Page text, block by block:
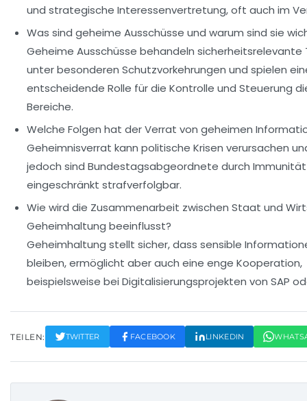
und strategische Interessenvertretung, oft auch im
Was sind geheime Ausschüsse und warum sind sie
Geheime Ausschüsse behandeln sicherheitsrelevante
unter besonderen Schutzvorkehrungen und spielen
entscheidende Rolle für die Kontrolle und Steuerung
Bereiche.
Welche Folgen hat der Verrat von geheimen
Geheimnisverrat kann politische Krisen verursachen
jedoch sind Bundestagsabgeordnete durch
eingeschränkt strafverfolgbar.
Wie wird die Zusammenarbeit zwischen Staat und
Geheimhaltung beeinflusst?
Geheimhaltung stellt sicher, dass sensible
bleiben, ermöglicht aber auch eine enge Kooperation,
beispielsweise bei Digitalisierungsprojekten von SAP
TEILEN: TWITTER FACEBOOK LINKEDIN